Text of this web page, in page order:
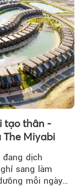
tạo thân -
The Miyabi
dịch
sang làm
mỗi ngày…